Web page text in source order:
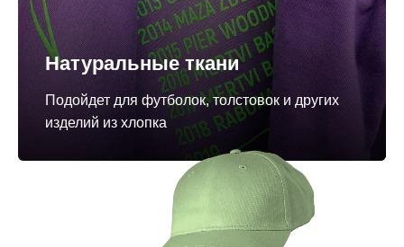
Натуральные ткани
Подойдет для футболок, толстовок и других
изделий из хлопка